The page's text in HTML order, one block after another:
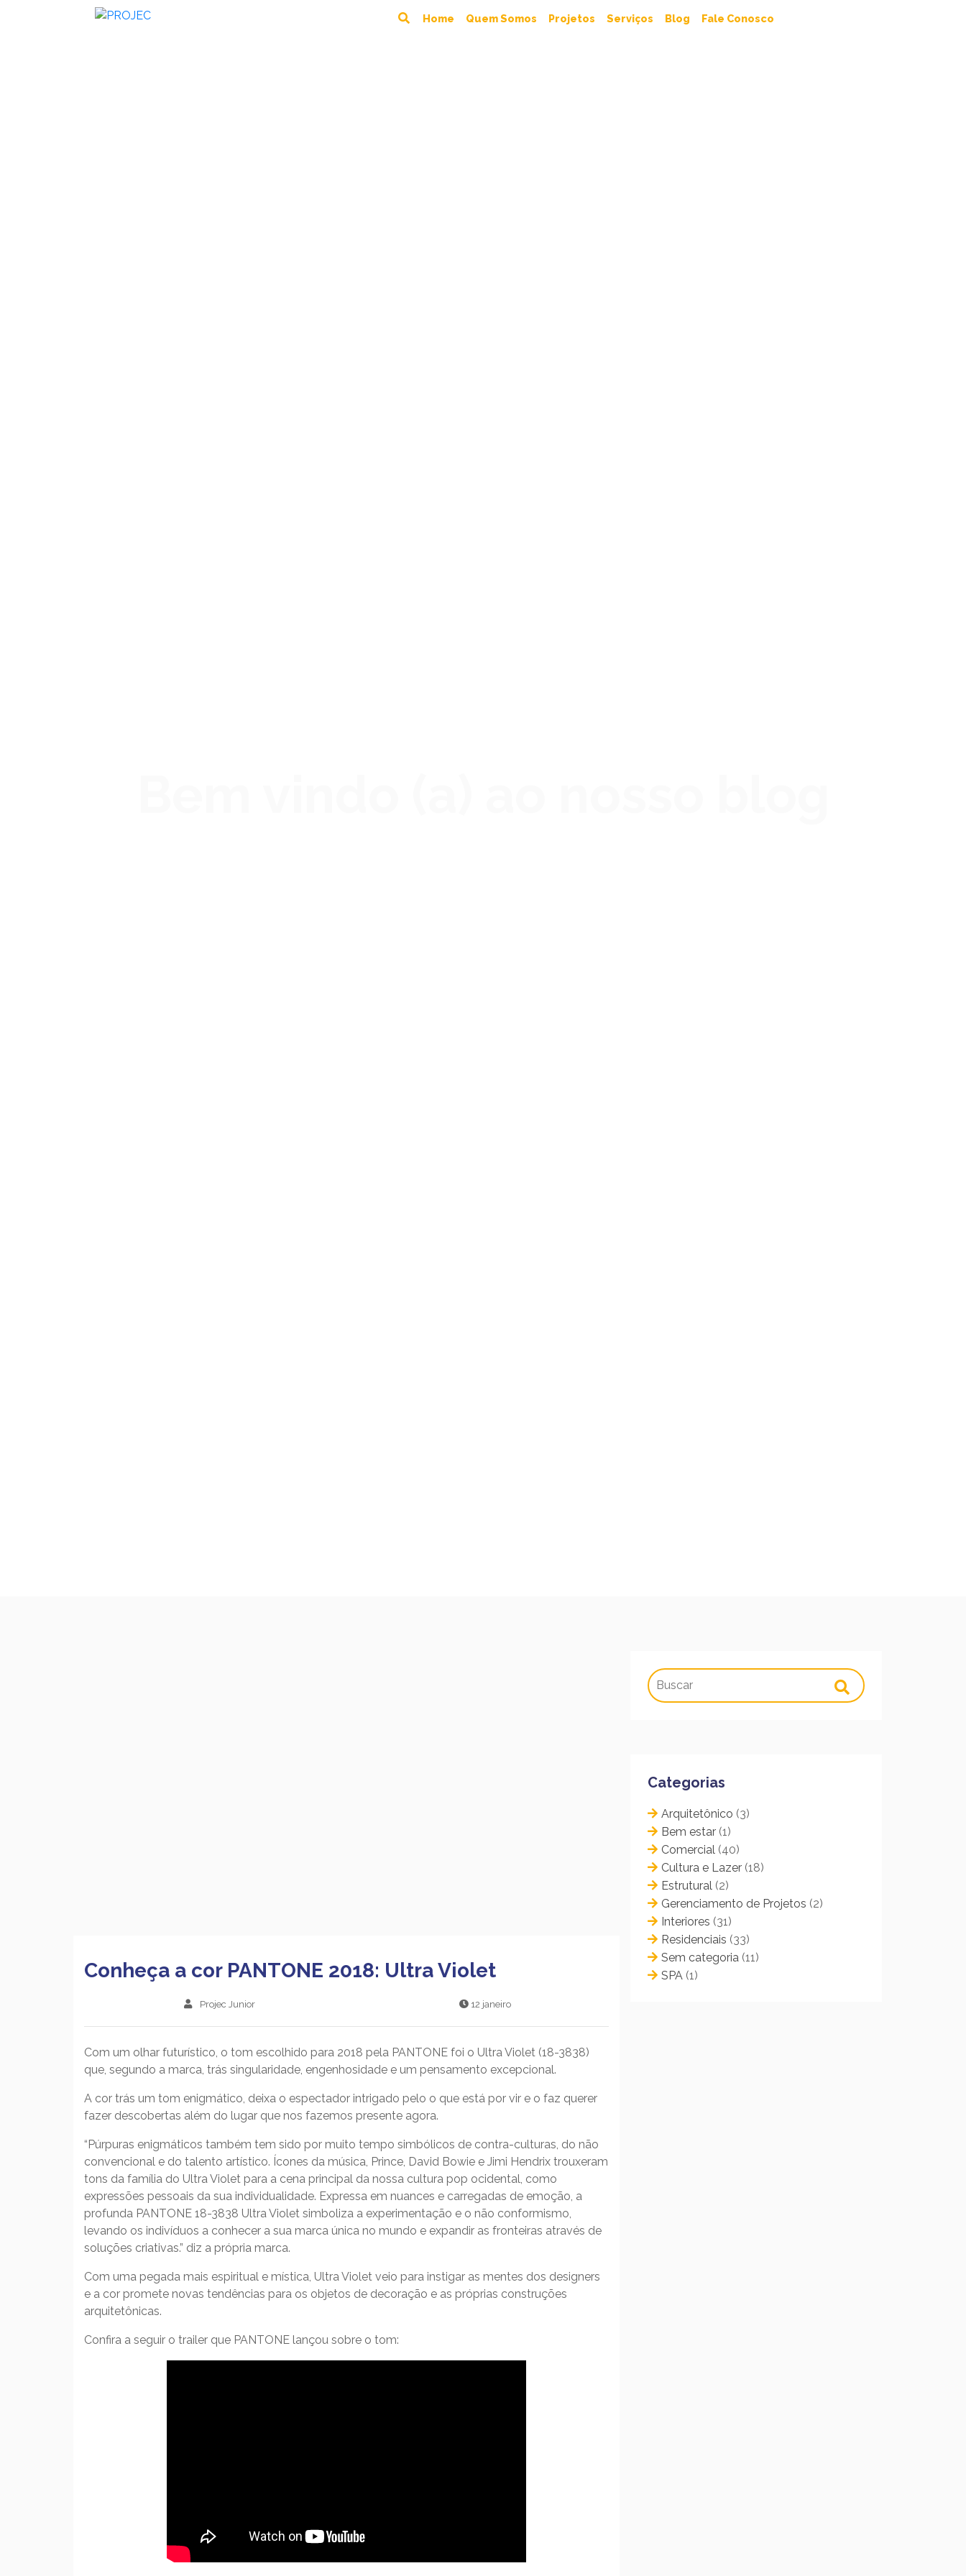
Home Quem Somos Projetos Serviços Blog Fale Conosco
Conheça a cor PANTONE 2018: Ultra Violet
Projec Junior 12 janeiro
Com um olhar futurístico, o tom escolhido para 2018 pela PANTONE foi o Ultra Violet (18-3838)
que, segundo a marca, trás singularidade, engenhosidade e um pensamento excepcional.
A cor trás um tom enigmático, deixa o espectador intrigado pelo o que está por vir e o faz querer
fazer descobertas além do lugar que nos fazemos presente agora.
“Púrpuras enigmáticos também tem sido por muito tempo simbólicos de contra-culturas, do não
convencional e do talento artístico. Ícones da música, Prince, David Bowie e Jimi Hendrix trouxeram
tons da família do Ultra Violet para a cena principal da nossa cultura pop ocidental, como
expressões pessoais da sua individualidade. Expressa em nuances e carregadas de emoção, a
profunda PANTONE 18-3838 Ultra Violet simboliza a experimentação e o não conformismo,
levando os indivíduos a conhecer a sua marca única no mundo e expandir as fronteiras através de
soluções criativas.” diz a própria marca.
Com uma pegada mais espiritual e mística, Ultra Violet veio para instigar as mentes dos designers
e a cor promete novas tendências para os objetos de decoração e as próprias construções
arquitetônicas.
Confira a seguir o trailer que PANTONE lançou sobre o tom:
Categorias
Arquitetônico (3)
Bem estar (1)
Comercial (40)
Cultura e Lazer (18)
Estrutural (2)
Gerenciamento de Projetos (2)
Interiores (31)
Residenciais (33)
Sem categoria (11)
SPA (1)